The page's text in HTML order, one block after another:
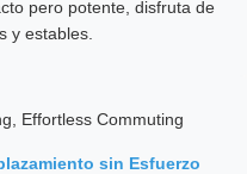
pero potente, disfruta de
y estables.
sin Esfuerzo